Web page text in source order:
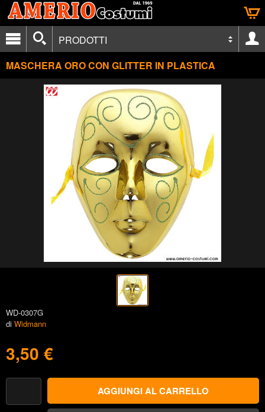
PRODOTTI
MASCHERA ORO CON GLITTER IN PLASTICA
WD-0307G
di Widmann
3,50 €